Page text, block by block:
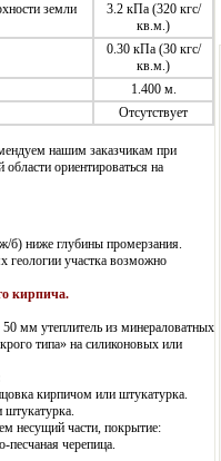
земли
3.2 кПа (320 кгс/
кв.м.)
0.30 кПа (30 кгс/
кв.м.)
1.400 м.
Отсутствует
нашим заказчикам при
ориентироваться на
б) ниже глубины промерзания.
геологии участка возможно
кирпича.
мм утеплитель из минераловатных
типа» на силиконовых или
кирпичом или штукатурка.
несущий части, покрытие:
песчаная черепица.